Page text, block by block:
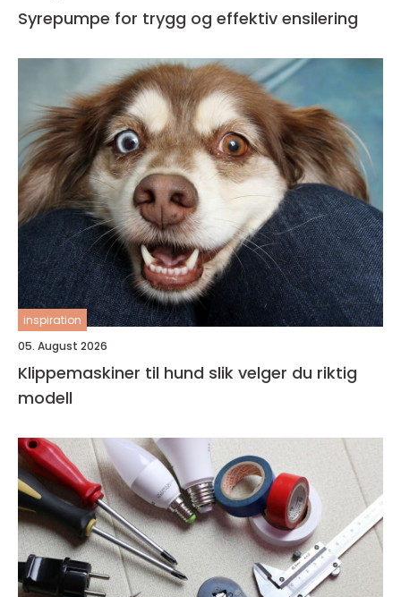
Syrepumpe for trygg og effektiv ensilering
inspiration
05. August 2026
Klippemaskiner til hund slik velger du riktig
modell